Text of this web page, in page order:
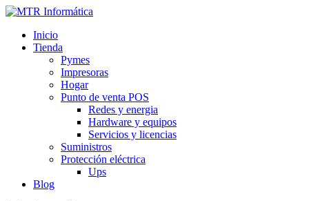
Inicio
Tienda
Pymes
Impresoras
Hogar
Punto de venta POS
Redes y energia
Hardware y equipos
Servicios y licencias
Suministros
Protección eléctrica
Ups
Blog